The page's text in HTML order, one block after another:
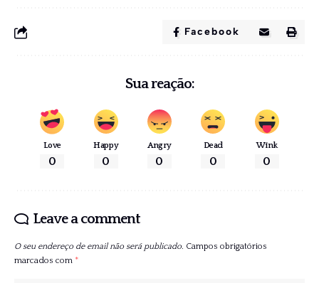
Facebook
Sua reação:
Love
0
Happy
0
Angry
0
Dead
0
Wink
0
Leave a comment
O seu endereço de email não será publicado. Campos obrigatórios
marcados com *